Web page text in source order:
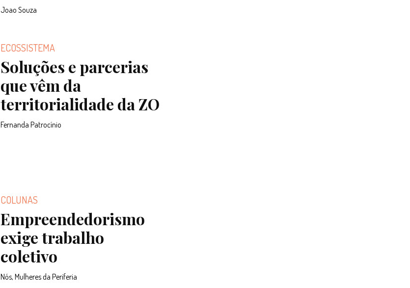
Joao Souza
ECOSSISTEMA
Soluções e parcerias
que vêm da
territorialidade da ZO
Fernanda Patrocínio
COLUNAS
Empreendedorismo
exige trabalho
coletivo
Nós, Mulheres da Periferia